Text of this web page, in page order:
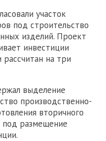
участок
под строительство
изделий. Проект
инвестиции
на три
выделение
производственно-
вторичного
под размещение